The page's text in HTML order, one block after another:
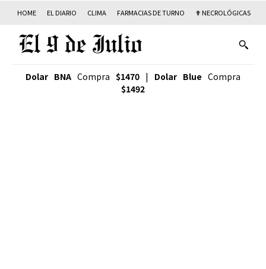
HOME EL DIARIO CLIMA FARMACIAS DE TURNO ✟ NECROLÓGICAS
Dolar BNA Compra $1470 | Dolar Blue Compra
$1492